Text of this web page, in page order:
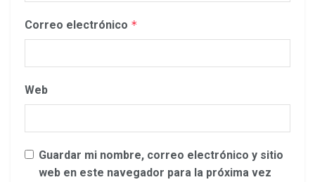
Correo electrónico *
Web
Guardar mi nombre, correo electrónico y sitio
web en este navegador para la próxima vez